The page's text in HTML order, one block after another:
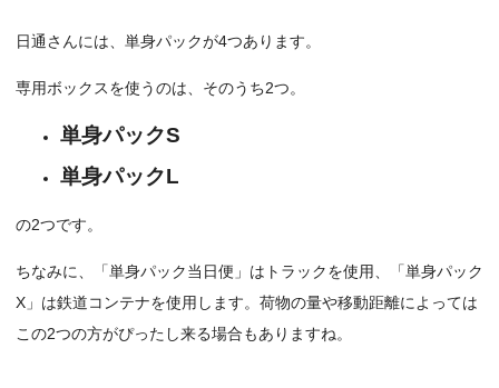
日通さんには、単身パックが4つあります。
専用ボックスを使うのは、そのうち2つ。
単身パックS
単身パックL
の2つです。
ちなみに、「単身パック当日便」はトラックを使用、「単身パック
X」は鉄道コンテナを使用します。荷物の量や移動距離によっては
この2つの方がぴったし来る場合もありますね。